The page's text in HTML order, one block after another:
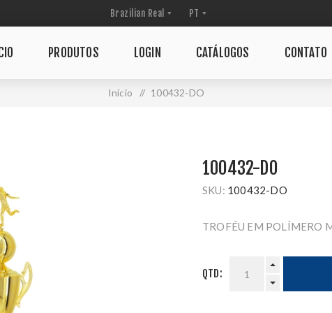
PRODUTOS LOGIN CATÁLOGOS CONTATO
Início / 100432-DO
100432-DO
SKU: 100432-DO
TROFÉU EM POLÍMERO
QTD: